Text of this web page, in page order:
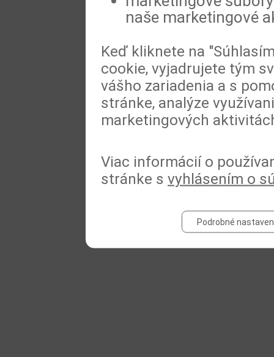
naše marketingové
Keď kliknete na
cookie, vyjadrujete tým
vášho zariadenia a s
stránke, analýze
marketingových
Viac informácií o
stránke s vyhlásením o
Podrobné